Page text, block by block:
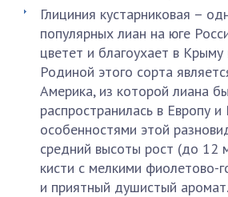
Глициния кустарниковая –
популярных лиан на юге
цветет и благоухает в
Родиной этого сорта
Америка, из которой лиана
распространилась в Европу
особенностями этой
средний высоты рост (до 12
кисти с мелкими фиолетово-
и приятный душистый аромат.